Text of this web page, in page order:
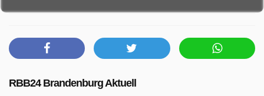
RBB24 Brandenburg Aktuell